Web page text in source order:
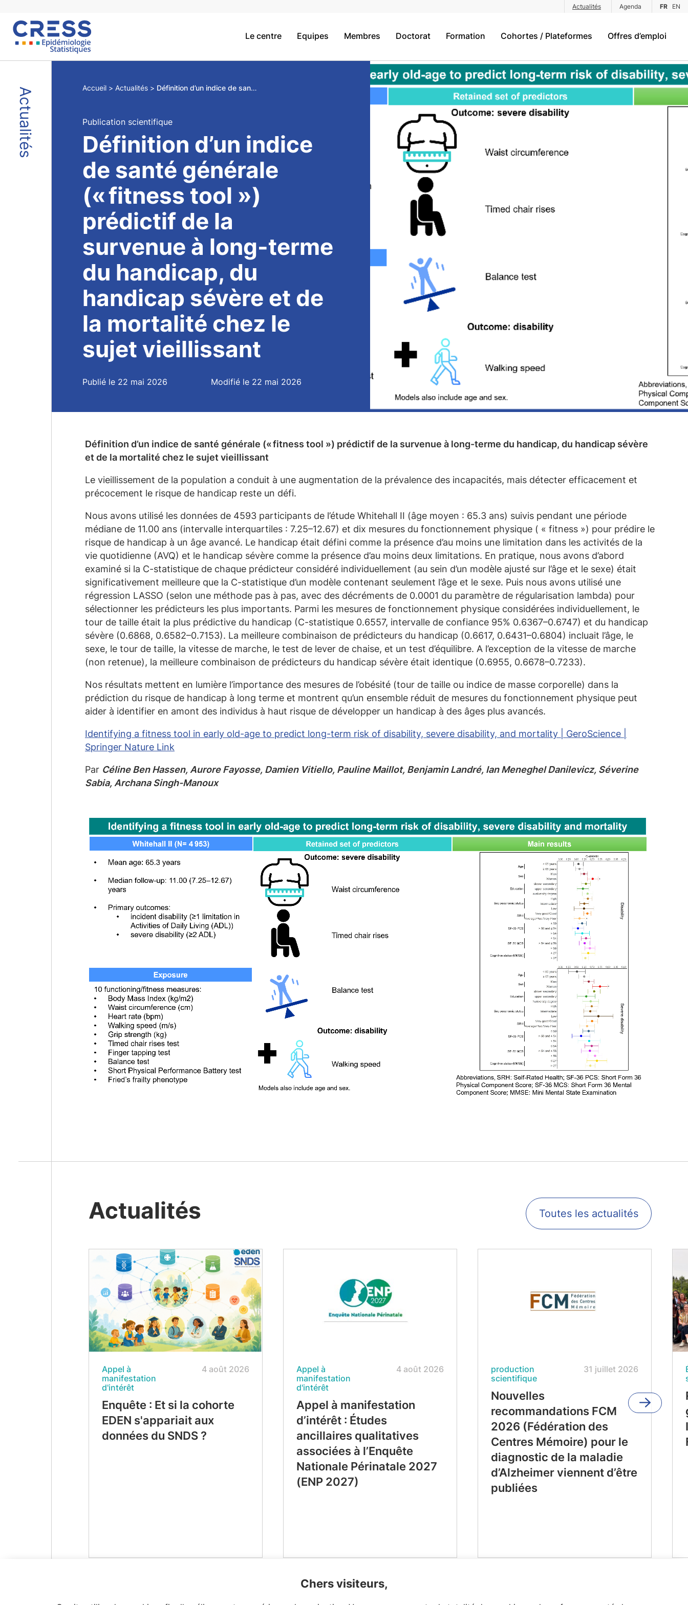
Actualités Agenda FR EN
Le centre Equipes Membres Doctorat Formation Cohortes / Plateformes Offres d’emploi
Actualités Accueil Actualités Définition d’un indice de santé générale (« fitness tool ») prédictif de la survenue à long-terme du handicap, du handicap sévère et de la mortalité chez le sujet vieillissant
Publication scientifique
Définition d’un indice
de santé générale
(« fitness tool »)
prédictif de la
survenue à long-terme
du handicap, du
handicap sévère et de
la mortalité chez le
sujet vieillissant
Publié le 22 mai 2026 Modifié le 22 mai 2026
Définition d’un indice de santé générale (« fitness tool ») prédictif de la survenue à long-terme du handicap, du handicap sévère
et de la mortalité chez le sujet vieillissant
Le vieillissement de la population a conduit à une augmentation de la prévalence des incapacités, mais détecter efficacement et
précocement le risque de handicap reste un défi.
Nous avons utilisé les données de 4593 participants de l’étude Whitehall II (âge moyen : 65.3 ans) suivis pendant une période
médiane de 11.00 ans (intervalle interquartiles : 7.25–12.67) et dix mesures du fonctionnement physique ( « fitness ») pour prédire le
risque de handicap à un âge avancé. Le handicap était défini comme la présence d’au moins une limitation dans les activités de la
vie quotidienne (AVQ) et le handicap sévère comme la présence d’au moins deux limitations. En pratique, nous avons d’abord
examiné si la C-statistique de chaque prédicteur considéré individuellement (au sein d’un modèle ajusté sur l’âge et le sexe) était
significativement meilleure que la C-statistique d’un modèle contenant seulement l’âge et le sexe. Puis nous avons utilisé une
régression LASSO (selon une méthode pas à pas, avec des décréments de 0.0001 du paramètre de régularisation lambda) pour
sélectionner les prédicteurs les plus importants. Parmi les mesures de fonctionnement physique considérées individuellement, le
tour de taille était la plus prédictive du handicap (C-statistique 0.6557, intervalle de confiance 95% 0.6367–0.6747) et du handicap
sévère (0.6868, 0.6582–0.7153). La meilleure combinaison de prédicteurs du handicap (0.6617, 0.6431–0.6804) incluait l’âge, le
sexe, le tour de taille, la vitesse de marche, le test de lever de chaise, et un test d’équilibre. A l’exception de la vitesse de marche
(non retenue), la meilleure combinaison de prédicteurs du handicap sévère était identique (0.6955, 0.6678–0.7233).
Nos résultats mettent en lumière l’importance des mesures de l’obésité (tour de taille ou indice de masse corporelle) dans la
prédiction du risque de handicap à long terme et montrent qu’un ensemble réduit de mesures du fonctionnement physique peut
aider à identifier en amont des individus à haut risque de développer un handicap à des âges plus avancés.
Identifying a fitness tool in early old-age to predict long-term risk of disability, severe disability, and mortality | GeroScience |
Springer Nature Link
Par Céline Ben Hassen, Aurore Fayosse, Damien Vitiello, Pauline Maillot, Benjamin Landré, Ian Meneghel Danilevicz, Séverine
Sabia, Archana Singh-Manoux
Actualités Toutes les actualités
Appel à
manifestation
d'intérêt
4 août 2026
Enquête : Et si la cohorte
EDEN s'appariait aux
données du SNDS ?
Appel à
manifestation
d'intérêt
4 août 2026
Appel à manifestation
d’intérêt : Études
ancillaires qualitatives
associées à l’Enquête
Nationale Périnatale 2027
(ENP 2027)
production
scientifique
31 juillet 2026
Nouvelles
recommandations FCM
2026 (Fédération des
Centres Mémoire) pour le
diagnostic de la maladie
d’Alzheimer viennent d’être
publiées
Chers visiteurs,